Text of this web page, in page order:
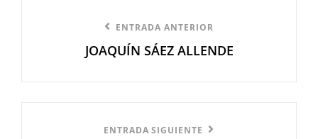
anterior
ENTRADA ANTERIOR
JOAQUÍN SÁEZ ALLENDE
ENTRADA SIGUIENTE